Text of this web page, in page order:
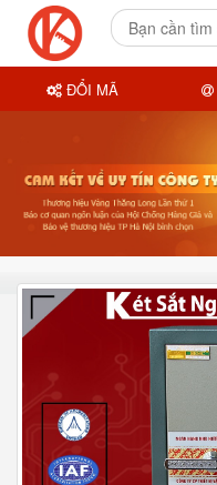
ĐỔI MÃ